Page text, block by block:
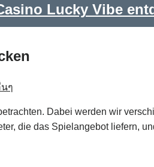
Lucky Vibe
ๆ
Dabei werden wir
die das Spielangebot liefern,